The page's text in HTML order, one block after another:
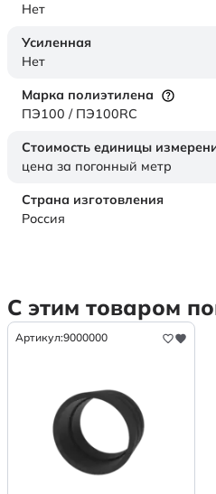
Нет
Усиленная
Нет
Марка полиэтилена
ПЭ100 / ПЭ100RC
Стоимость единицы
цена за погонный метр
Страна изготовления
Россия
С этим товаром
Артикул:9000000